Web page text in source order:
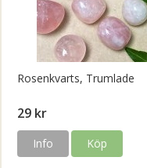
Rosenkvarts, Trumlade
29 kr
Info Köp